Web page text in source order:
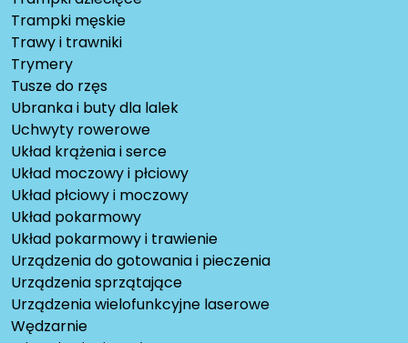
Trampki męskie
Trawy i trawniki
Trymery
Tusze do rzęs
Ubranka i buty dla lalek
Uchwyty rowerowe
Układ krążenia i serce
Układ moczowy i płciowy
Układ płciowy i moczowy
Układ pokarmowy
Układ pokarmowy i trawienie
Urządzenia do gotowania i pieczenia
Urządzenia sprzątające
Urządzenia wielofunkcyjne laserowe
Wędzarnie